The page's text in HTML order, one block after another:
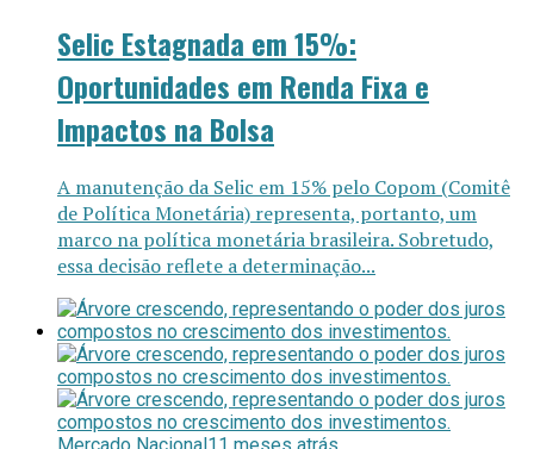
Selic Estagnada em 15%:
Oportunidades em Renda Fixa e
Impactos na Bolsa
A manutenção da Selic em 15% pelo Copom (Comitê
de Política Monetária) representa, portanto, um
marco na política monetária brasileira. Sobretudo,
essa decisão reflete a determinação...